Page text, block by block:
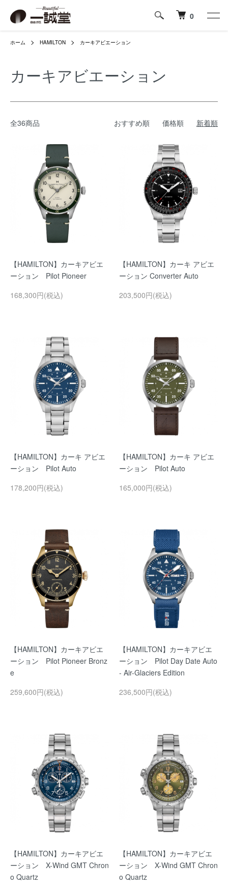
0
ホーム HAMILTON カーキアビエーション
カーキアビエーション
全36商品 おすすめ順 価格順 新着順
【HAMILTON】カーキアビエ
ーション Pilot Pioneer
168,300円(税込)
【HAMILTON】カーキ アビエ
ーション Converter Auto
203,500円(税込)
【HAMILTON】カーキ アビエ
ーション Pilot Auto
178,200円(税込)
【HAMILTON】カーキ アビエ
ーション Pilot Auto
165,000円(税込)
【HAMILTON】カーキアビエ
ーション Pilot Pioneer Bronz
e
259,600円(税込)
【HAMILTON】カーキアビエ
ーション Pilot Day Date Auto
- Air-Glaciers Edition
236,500円(税込)
【HAMILTON】カーキアビエ
ーション X-Wind GMT Chron
o Quartz
【HAMILTON】カーキアビエ
ーション X-Wind GMT Chron
o Quartz